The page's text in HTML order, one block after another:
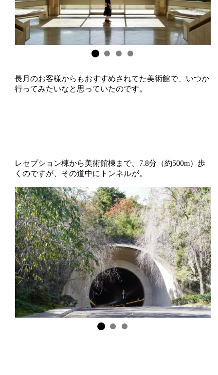
長月のお客様からもおすすめされてた美術館で、いつか
行ってみたいなと思っていたのです。
レセプション棟から美術館棟まで、7.8分（約500m）歩
くのですが、その道中にトンネルが。